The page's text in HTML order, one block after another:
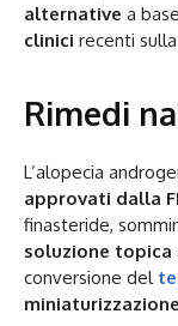
alternative a
clinici recenti
Rimedi
L’alopecia
approvati dalla
finasteride,
soluzione topica
conversione del
miniaturizzazione